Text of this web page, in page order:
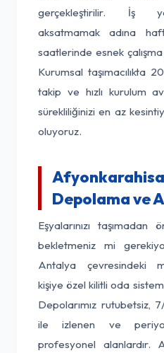
gerçekleştirilir. İş
aksatmamak adına
saatlerinde esnek
Kurumsal taşımacılıkta
takip ve hızlı kurulum
sürekliliğinizi en az
oluyoruz.
Depolama ve
Eşyalarınızı
bekletmeniz mi
Antalya çevresindeki
kişiye özel kilitli oda
Depolarımız rutubetsiz,
ile izlenen ve
profesyonel alanlardır.